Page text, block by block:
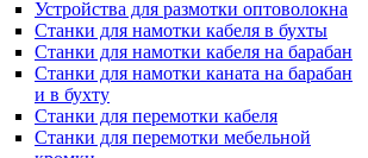
Устройства для размотки оптоволокна
Станки для намотки кабеля в бухты
Станки для намотки кабеля на барабан
Станки для намотки каната на барабан
и в бухту
Станки для перемотки кабеля
Станки для перемотки мебельной